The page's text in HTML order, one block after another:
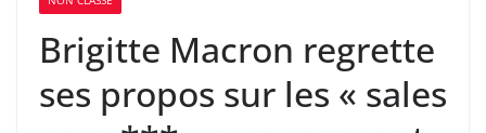
Brigitte Macron regrette
ses propos sur les « sales